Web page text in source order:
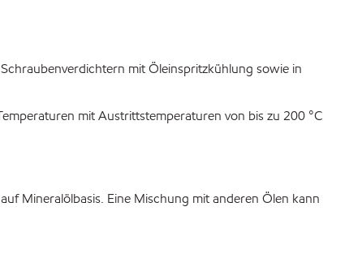
mit Öleinspritzkühlung sowie in
mit Austrittstemperaturen von bis zu 200 °C
Mineralölbasis. Eine Mischung mit anderen Ölen kann